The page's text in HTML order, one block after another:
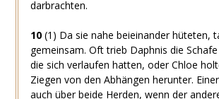
darbrachten.
10 (1) Da sie nahe beieinander hüteten,
gemeinsam. Oft trieb Daphnis die
die sich verlaufen hatten, oder Chloe
Ziegen von den Abhängen herunter.
auch über beide Herden, wenn der